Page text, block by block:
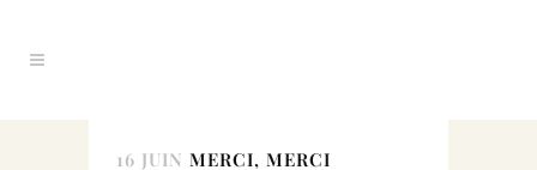
16 JUIN MERCI, MERCI